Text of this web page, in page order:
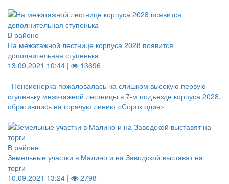
В районе
На межэтажной лестнице корпуса 2028 появится
дополнительная ступенька
13.09.2021 10:44 |
13696
Пенсионерка пожаловалась на слишком высокую первую
ступеньку межэтажной лестницы в 7-м подъезде корпуса 2028,
обратившись на горячую линию «Сорок один»
В районе
Земельные участки в Малино и на Заводской выставят на
торги
10.09.2021 13:24 |
2798